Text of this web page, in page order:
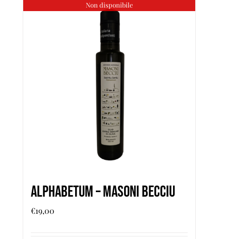
Non disponibile
Alphabetum – Masoni Becciu
€19,00